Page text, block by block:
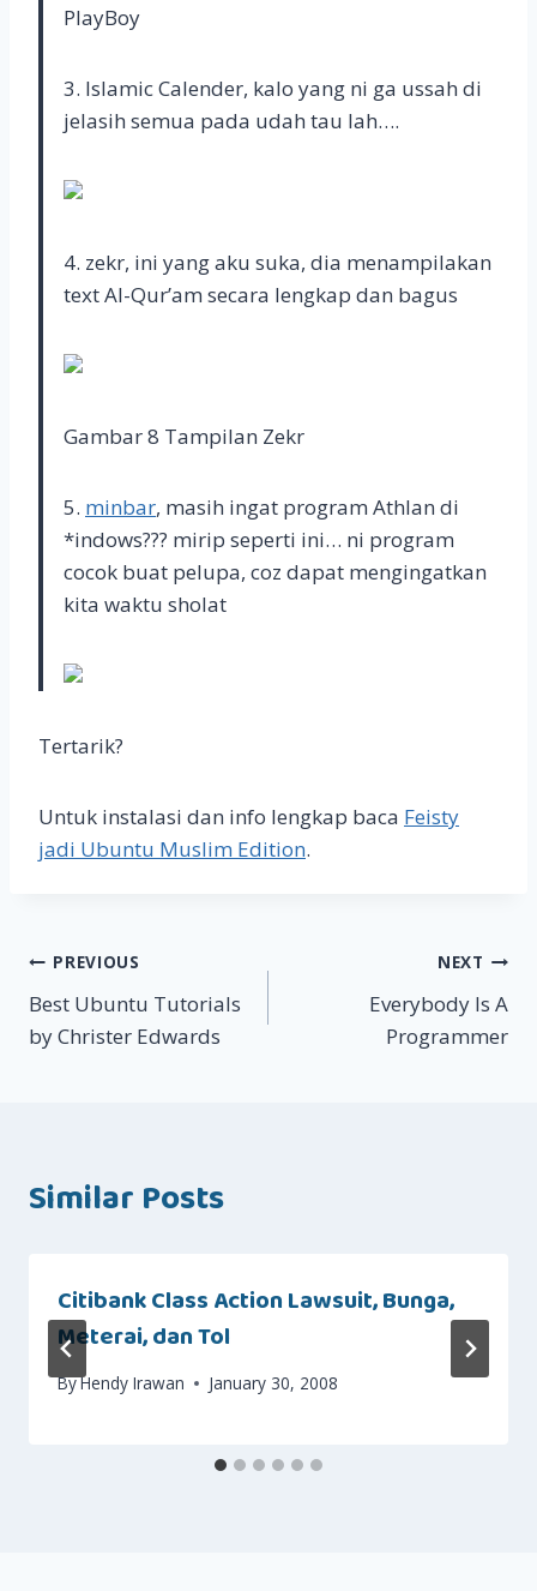
PlayBoy
3. Islamic Calender, kalo yang ni ga ussah di
jelasih semua pada udah tau lah….
4. zekr, ini yang aku suka, dia menampilakan
text Al-Qur’am secara lengkap dan bagus
Gambar 8 Tampilan Zekr
5. minbar, masih ingat program Athlan di
*indows??? mirip seperti ini… ni program
cocok buat pelupa, coz dapat mengingatkan
kita waktu sholat
Tertarik?
Untuk instalasi dan info lengkap baca Feisty
jadi Ubuntu Muslim Edition.
Post
navigation
PREVIOUS
Best Ubuntu Tutorials
by Christer Edwards
NEXT
Everybody Is A
Programmer
Similar Posts
Citibank Class Action Lawsuit, Bunga,
Meterai, dan Tol
ByHendy Irawan January 30, 2008